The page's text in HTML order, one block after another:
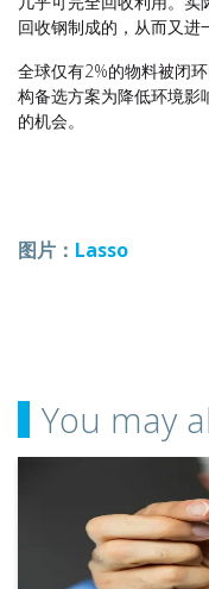
回收钢制成的，从而又进
全球仅有2%的物料被闭
构备选方案为降低环境影
的机会。
图片： Lasso
You may